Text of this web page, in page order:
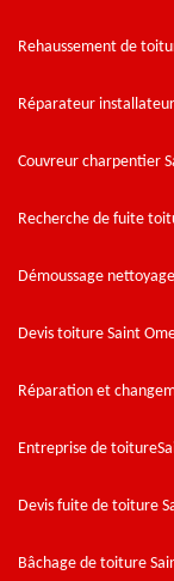
Rehaussement de
Réparateur
Couvreur charpentier
Recherche de fuite
Démoussage
Devis toiture Saint
Réparation et
Entreprise de
Devis fuite de toiture
Bâchage de toiture